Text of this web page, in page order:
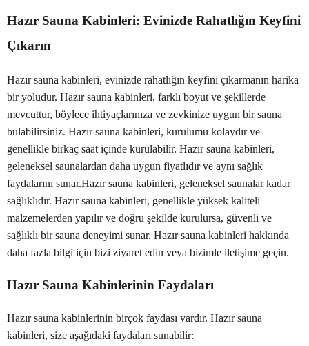
Hazır Sauna Kabinleri: Evinizde Rahatlığın Keyfini
Çıkarın
Hazır sauna kabinleri, evinizde rahatlığın keyfini çıkarmanın harika
bir yoludur. Hazır sauna kabinleri, farklı boyut ve şekillerde
mevcuttur, böylece ihtiyaçlarınıza ve zevkinize uygun bir sauna
bulabilirsiniz. Hazır sauna kabinleri, kurulumu kolaydır ve
genellikle birkaç saat içinde kurulabilir. Hazır sauna kabinleri,
geleneksel saunalardan daha uygun fiyatlıdır ve aynı sağlık
faydalarını sunar.Hazır sauna kabinleri, geleneksel saunalar kadar
sağlıklıdır. Hazır sauna kabinleri, genellikle yüksek kaliteli
malzemelerden yapılır ve doğru şekilde kurulursa, güvenli ve
sağlıklı bir sauna deneyimi sunar. Hazır sauna kabinleri hakkında
daha fazla bilgi için bizi ziyaret edin veya bizimle iletişime geçin.
Hazır Sauna Kabinlerinin Faydaları
Hazır sauna kabinlerinin birçok faydası vardır. Hazır sauna
kabinleri, size aşağıdaki faydaları sunabilir: